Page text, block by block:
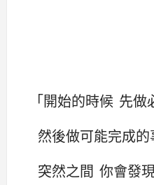
「開始的時候 先
然後做可能完成的
突然之間 你會發